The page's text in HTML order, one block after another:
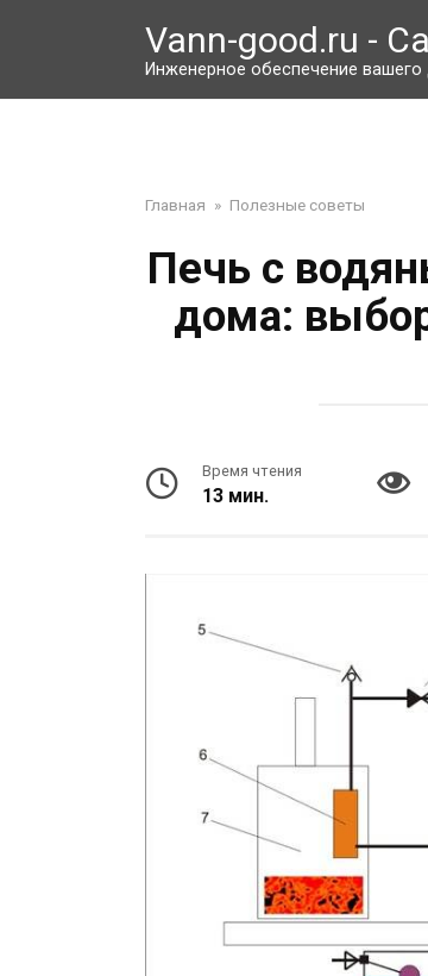
Vann-good.ru -
Инженерное обеспечение
Главная » Полезные советы
Печь с
дома:
Время чтения
13 мин.